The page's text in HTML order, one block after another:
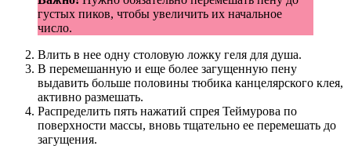
густых пиков, чтобы увеличить их начальное
число.
Влить в нее одну столовую ложку геля для душа.
В перемешанную и еще более загущенную пену
выдавить больше половины тюбика канцелярского клея,
активно размешать.
Распределить пять нажатий спрея Теймурова по
поверхности массы, вновь тщательно ее перемешать до
загущения.